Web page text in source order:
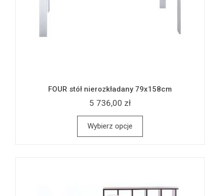
FOUR stół nierozkładany 79x158cm
5 736,00 zł
Wybierz opcje